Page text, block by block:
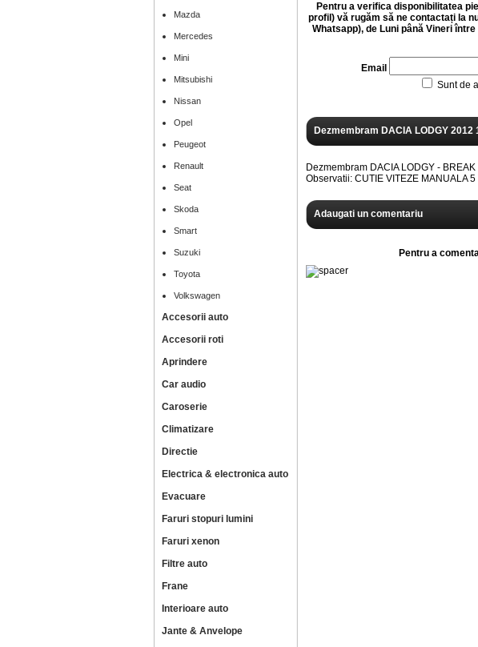
Mazda
Mercedes
Mini
Mitsubishi
Nissan
Opel
Peugeot
Renault
Seat
Skoda
Smart
Suzuki
Toyota
Volkswagen
Accesorii auto
Accesorii roti
Aprindere
Car audio
Caroserie
Climatizare
Directie
Electrica & electronica auto
Evacuare
Faruri stopuri lumini
Faruri xenon
Filtre auto
Frane
Interioare auto
Jante & Anvelope
Pentru a verifica disponibilitatea
profil) vă rugăm să ne contactați la
Whatsapp), de Luni până Vineri
Email
Sunt de
Dezmembram DACIA LODGY 2012
Dezmembram DACIA LODGY -
Observatii: CUTIE VITEZE MANUALA
Adaugati un comentariu
Pentru a